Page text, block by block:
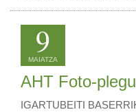
9
MAIATZA
AHT Foto-
IGARTUBEITI